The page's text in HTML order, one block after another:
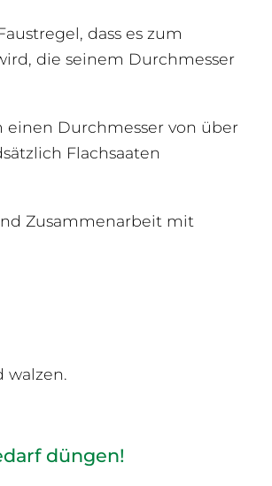
dass es zum
die seinem Durchmesser
einen Durchmesser von über
Flachsaaten
Zusammenarbeit mit
walzen.
düngen!